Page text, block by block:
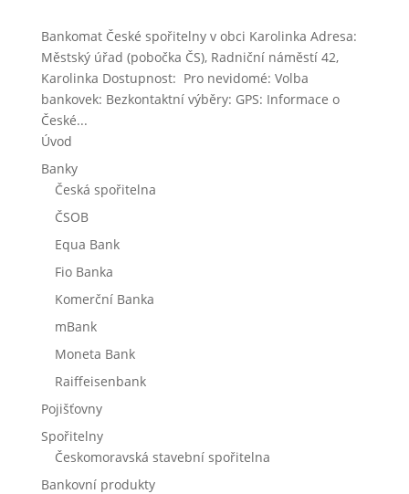
Bankomat České spořitelny v obci Karolinka Adresa:
Městský úřad (pobočka ČS), Radniční náměstí 42,
Karolinka Dostupnost: Pro nevidomé: Volba
bankovek: Bezkontaktní výběry: GPS: Informace o
České...
Úvod
Banky
Česká spořitelna
ČSOB
Equa Bank
Fio Banka
Komerční Banka
mBank
Moneta Bank
Raiffeisenbank
Pojišťovny
Spořitelny
Českomoravská stavební spořitelna
Bankovní produkty